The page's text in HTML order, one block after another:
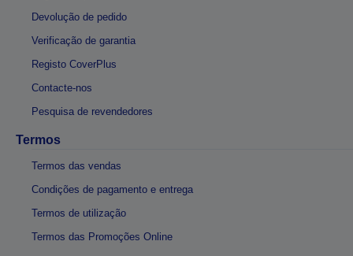
Devolução de pedido
Verificação de garantia
Registo CoverPlus
Contacte-nos
Pesquisa de revendedores
Termos
Termos das vendas
Condições de pagamento e entrega
Termos de utilização
Termos das Promoções Online